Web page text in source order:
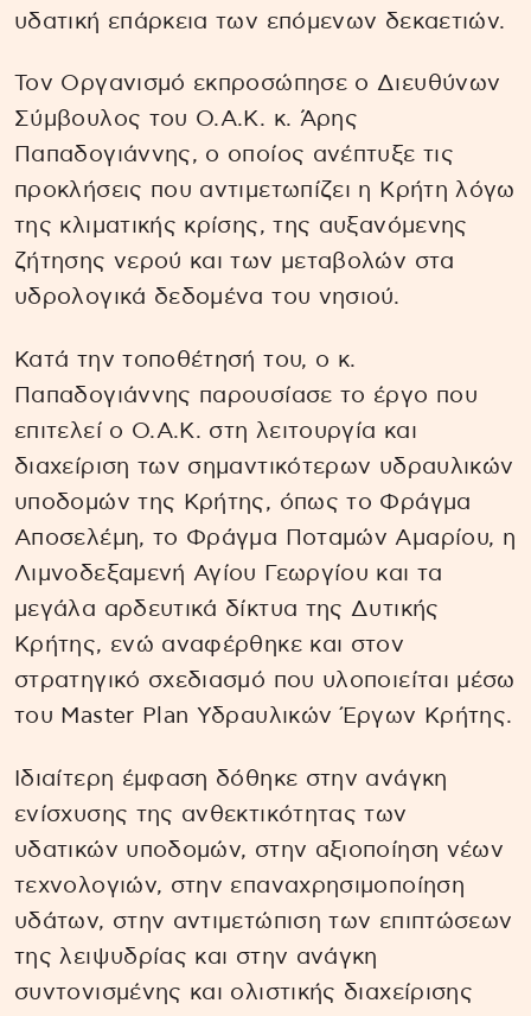
υδατική επάρκεια των επόμενων δεκαετιών.
Τον Οργανισμό εκπροσώπησε ο Διευθύνων
Σύμβουλος του Ο.Α.Κ. κ. Άρης
Παπαδογιάννης, ο οποίος ανέπτυξε τις
προκλήσεις που αντιμετωπίζει η Κρήτη λόγω
της κλιματικής κρίσης, της αυξανόμενης
ζήτησης νερού και των μεταβολών στα
υδρολογικά δεδομένα του νησιού.
Κατά την τοποθέτησή του, ο κ.
Παπαδογιάννης παρουσίασε το έργο που
επιτελεί ο Ο.Α.Κ. στη λειτουργία και
διαχείριση των σημαντικότερων υδραυλικών
υποδομών της Κρήτης, όπως το Φράγμα
Αποσελέμη, το Φράγμα Ποταμών Αμαρίου, η
Λιμνοδεξαμενή Αγίου Γεωργίου και τα
μεγάλα αρδευτικά δίκτυα της Δυτικής
Κρήτης, ενώ αναφέρθηκε και στον
στρατηγικό σχεδιασμό που υλοποιείται μέσω
του Master Plan Υδραυλικών Έργων Κρήτης.
Ιδιαίτερη έμφαση δόθηκε στην ανάγκη
ενίσχυσης της ανθεκτικότητας των
υδατικών υποδομών, στην αξιοποίηση νέων
τεχνολογιών, στην επαναχρησιμοποίηση
υδάτων, στην αντιμετώπιση των επιπτώσεων
της λειψυδρίας και στην ανάγκη
συντονισμένης και ολιστικής διαχείρισης